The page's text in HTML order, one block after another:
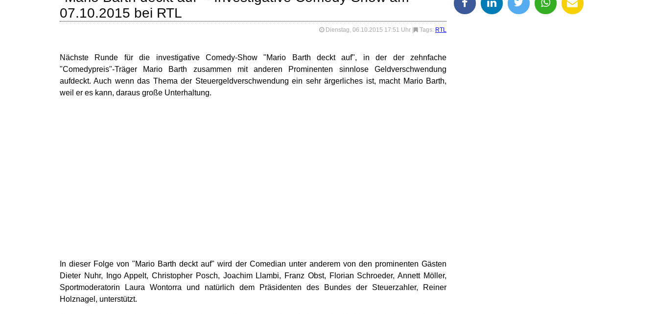
07.10.2015 bei RTL
Dienstag, 06.10.2015 17:51 Uhr Tags: RTL
Nächste Runde für die investigative Comedy-Show "Mario Barth deckt auf", in der der zehnfache
"Comedypreis"-Träger Mario Barth zusammen mit anderen Prominenten sinnlose Geldverschwendung
aufdeckt. Auch wenn das Thema der Steuergeldverschwendung ein sehr ärgerliches ist, macht Mario Barth,
weil er es kann, daraus große Unterhaltung.
In dieser Folge von "Mario Barth deckt auf" wird der Comedian unter anderem von den prominenten Gästen
Dieter Nuhr, Ingo Appelt, Christopher Posch, Joachim Llambi, Franz Obst, Florian Schroeder, Annett Möller,
Sportmoderatorin Laura Wontorra und natürlich dem Präsidenten des Bundes der Steuerzahler, Reiner
Holznagel, unterstützt.